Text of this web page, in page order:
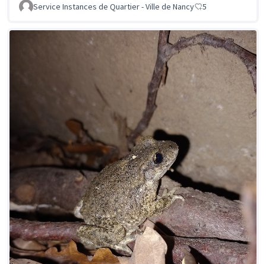
Service Instances de Quartier - Ville de Nancy 5